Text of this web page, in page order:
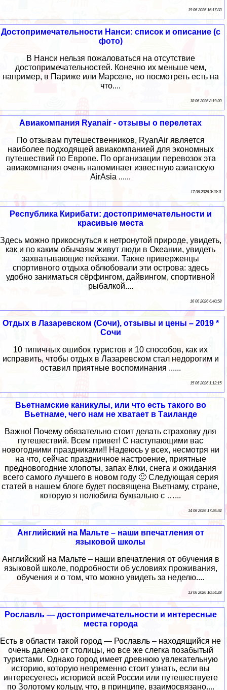
19 06 2026 16:17:33
Достопримечательности Нанси: список и описание (с
фото)
В Нанси нельзя пожаловаться на отсутствие
достопримечательностей. Конечно их меньше чем,
например, в Париже или Марселе, но посмотреть есть на
что....
18 06 2026 8:19:20
Авиакомпания Ryanair - отзывы о перелетах
По отзывам путешественников, RyanAir является
наиболее подходящей авиакомпанией для экономных
путешествий по Европе. По организации перевозок эта
авиакомпания очень напоминает известную азиатскую
AirAsia ......
17 06 2026 3:10:11
Республика Кирибати: достопримечательности и
красивые места
Здесь можно прикоснуться к нетронутой природе, увидеть,
как и по каким обычаям живут люди в Океании, увидеть
захватывающие пейзажи. Также приверженцы
спортивного отдыха облюбовали эти острова: здесь
удобно заниматься сёрфингом, дайвингом, спортивной
рыбалкой....
16 06 2026 6:40:58
Отдых в Лазаревском (Сочи), отзывы и цены – 2019 *
Сочи
10 типичных ошибок туристов и 10 способов, как их
исправить, чтобы отдых в Лазаревском стал недорогим и
оставил приятные воспоминания ......
15 06 2026 1:12:15
Вьетнамские каникулы, или что есть такого во
Вьетнаме, чего нам не хватает в Таиланде
Важно! Почему обязательно стоит делать страховку для
путешествий. Всем привет! С наступающими вас
новогодними праздниками!! Надеюсь у всех, несмотря ни
на что, сейчас праздничное настроение, приятные
предновогодние хлопоты, запах ёлки, снега и ожидания
всего самого лучшего в новом году 🙂 Следующая серия
статей в нашем блоге будет посвящена Вьетнаму, стране,
которую я полюбила буквально с …...
14 06 2026 17:26:34
Английский на Мальте – наши впечатления от
языковой школы
Английский на Мальте – наши впечатления от обучения в
языковой школе, подробности об условиях проживания,
обучения и о том, что можно увидеть за неделю....
13 06 2026 10:54:28
Рославль — достопримечательности и интересные
места города
Есть в области такой город — Рославль – находящийся не
очень далеко от столицы, но все же слегка позабытый
туристами. Однако город имеет древнюю увлекательную
историю, которую непременно стоит узнать, если вы
интересуетесь историей всей России или путешествуете
по Золотому кольцу, что, в принципе, взаимосвязано....